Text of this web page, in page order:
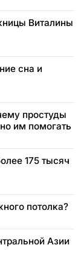
Виталины
сна и
простуды
им помогать
175 тысяч
потолка?
Азии